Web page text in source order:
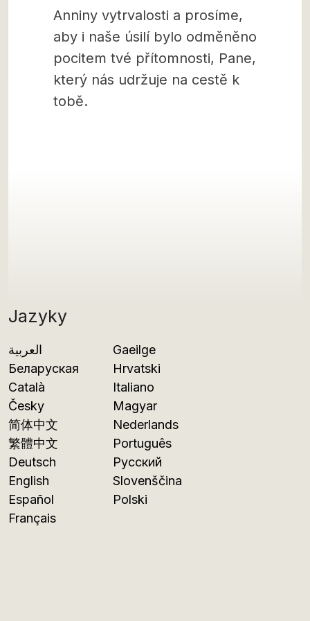
Jazyky
العربية
Беларуская
Català
Česky
简体中文
繁體中文
Deutsch
English
Español
Français
Gaeilge
Hrvatski
Italiano
Magyar
Nederlands
Português
Русский
Slovenščina
Polski
Anniny vytrvalosti a prosíme,
aby i naše úsilí bylo odměněno
pocitem tvé přítomnosti, Pane,
který nás udržuje na cestě k
tobě.